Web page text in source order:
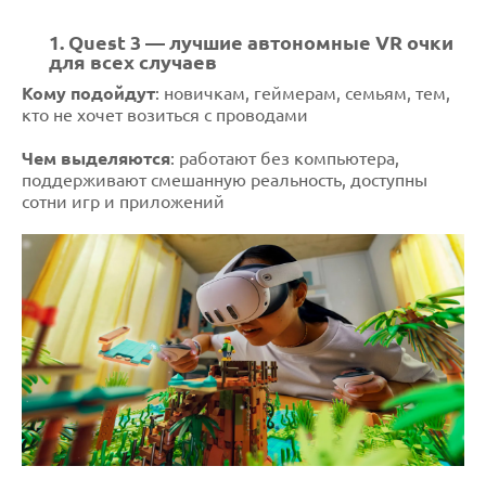
1. Quest 3 — лучшие автономные VR очки
для всех случаев
Кому подойдут: новичкам, геймерам, семьям, тем,
кто не хочет возиться с проводами
Чем выделяются: работают без компьютера,
поддерживают смешанную реальность, доступны
сотни игр и приложений